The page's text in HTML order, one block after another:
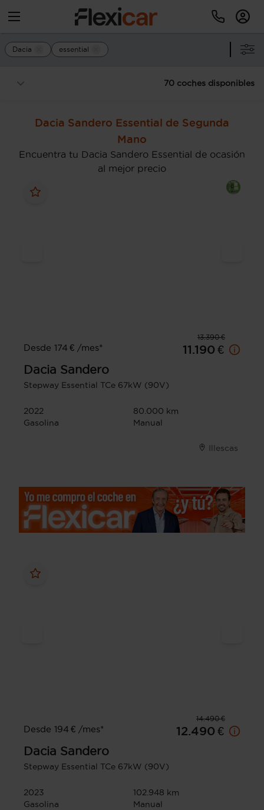
Dacia essential
70 coches disponibles
Dacia Sandero Essential de Segunda
Mano
Encuentra tu Dacia Sandero Essential de ocasión
al mejor precio
13.390 €
Desde 174 € /mes*
11.190 €
Dacia Sandero
Stepway Essential TCe 67kW (90V)
2022
80.000 km
Gasolina
Manual
Illescas
14.490 €
Desde 194 € /mes*
12.490 €
Dacia Sandero
Stepway Essential TCe 67kW (90V)
2023
102.948 km
Gasolina
Manual